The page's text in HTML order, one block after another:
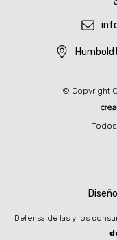
© Copyright
Defensa de las y los